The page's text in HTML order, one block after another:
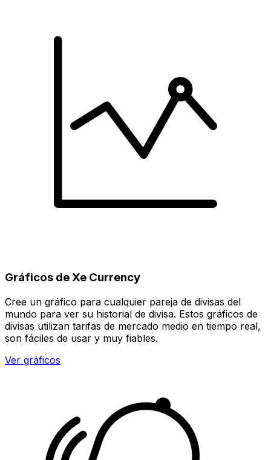
Gráficos de Xe Currency
Cree un gráfico para cualquier pareja de divisas del
mundo para ver su historial de divisa. Estos gráficos de
divisas utilizan tarifas de mercado medio en tiempo real,
son fáciles de usar y muy fiables.
Ver gráficos